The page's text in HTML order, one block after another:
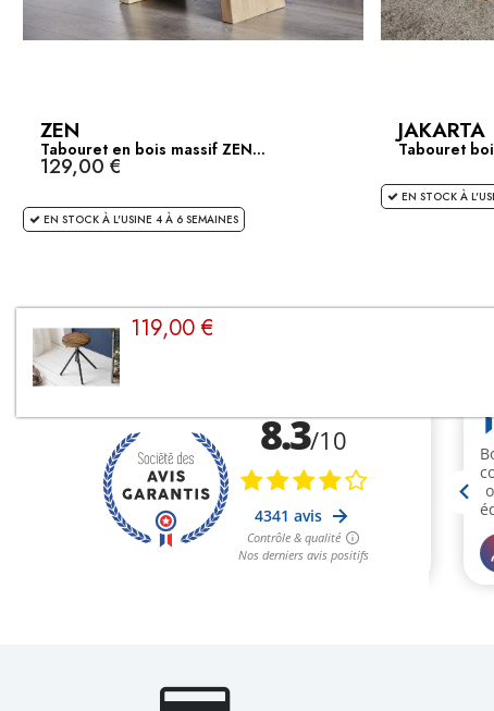
ZEN
Tabouret en bois massif ZEN...
129,00 €
EN STOCK À L'USINE 4 À 6 SEMAINES
JAKARTA
Tabouret
EN STOCK À
119,00 €